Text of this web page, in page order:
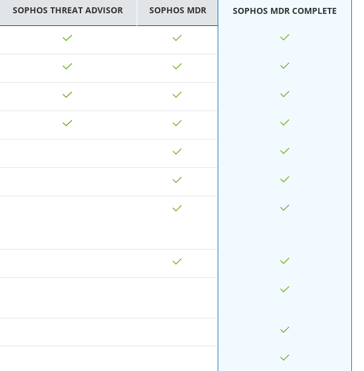
SOPHOS THREAT ADVISOR SOPHOS MDR SOPHOS MDR COMPLETE